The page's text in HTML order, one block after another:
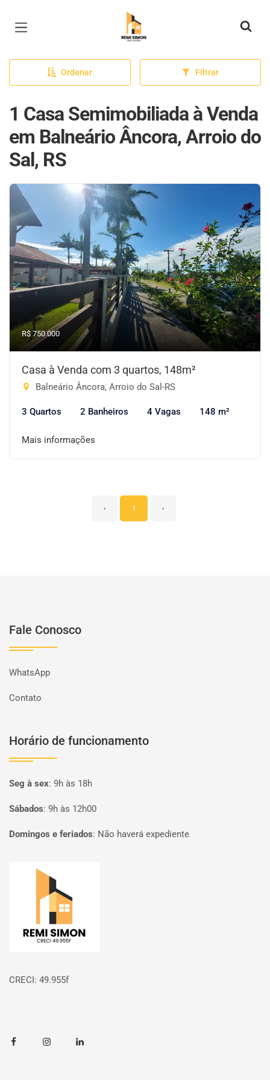
Página inicial
Ordenar Filtrar
1 Casa Semimobiliada à Venda
em Balneário Âncora, Arroio do
Sal, RS
R$ 750.000
Casa à Venda com 3 quartos, 148m²
Balneário Âncora, Arroio do Sal-RS
3 Quartos 2 Banheiros 4 Vagas 148 m²
Mais informações
‹ 1 ›
Fale Conosco
WhatsApp
Contato
Horário de funcionamento
Seg à sex: 9h às 18h
Sábados: 9h às 12h00
Domingos e feriados: Não haverá expediente
Página inicial
CRECI: 49.955f
FacebookInstagramLinkedin